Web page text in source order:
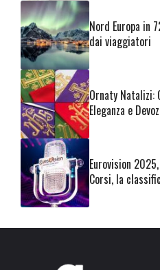
Nord Europa in
dai viaggiatori
Ornaty Natalizi:
Eleganza e
Eurovision
Corsi, la